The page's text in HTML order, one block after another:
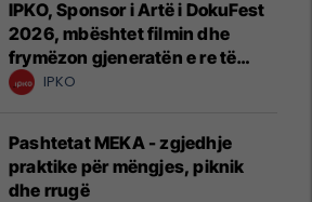
IPKO, Sponsor i Artë i DokuFest
2026, mbështet filmin dhe
frymëzon gjeneratën e re të
krijuesve
IPKO
Pashtetat MEKA - zgjedhje
praktike për mëngjes, piknik
dhe rrugë